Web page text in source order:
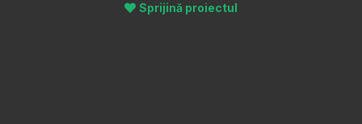
Sprijină proiectul